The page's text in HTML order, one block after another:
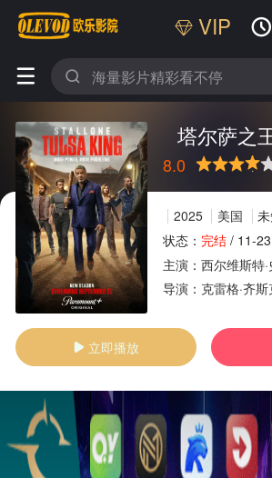
VIP 
 
8.0
很差较差还行推荐力荐
2025 美国
状态： 完结/ 11-23
主演： 西尔维斯特
导演： 克雷格·齐斯
 立即播放